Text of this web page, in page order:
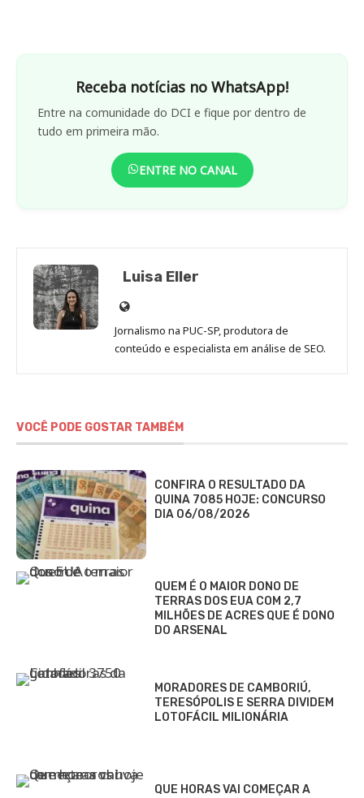
Receba notícias no WhatsApp!
Entre na comunidade do DCI e fique por dentro de
tudo em primeira mão.
ENTRE NO CANAL
Luisa Eller
Site
de
Luisa
Jornalismo na PUC-SP, produtora de
conteúdo e especialista em análise de SEO.
VOCÊ PODE GOSTAR TAMBÉM
CONFIRA O RESULTADO DA
QUINA 7085 HOJE: CONCURSO
DIA 06/08/2026
QUEM É O MAIOR DONO DE
TERRAS DOS EUA COM 2,7
MILHÕES DE ACRES QUE É DONO
DO ARSENAL
MORADORES DE CAMBORIÚ,
TERESÓPOLIS E SERRA DIVIDEM
LOTOFÁCIL MILIONÁRIA
QUE HORAS VAI COMEÇAR A